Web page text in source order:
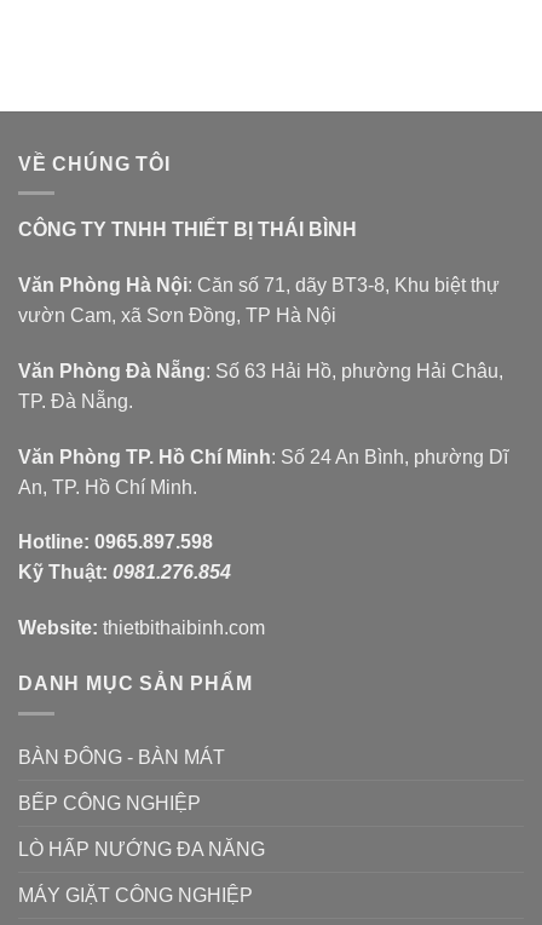
VỀ CHÚNG TÔI
CÔNG TY TNHH THIẾT BỊ THÁI BÌNH
Văn Phòng Hà Nội: Căn số 71, dãy BT3-8, Khu biệt thự
vườn Cam, xã Sơn Đồng, TP Hà Nội
Văn Phòng Đà Nẵng: Số 63 Hải Hồ, phường Hải Châu,
TP. Đà Nẵng.
Văn Phòng TP. Hồ Chí Minh: Số 24 An Bình, phường Dĩ
An, TP. Hồ Chí Minh.
Hotline: 0965.897.598
Kỹ Thuật: 0981.276.854
Website: thietbithaibinh.com
DANH MỤC SẢN PHẨM
BÀN ĐÔNG - BÀN MÁT
BẾP CÔNG NGHIỆP
LÒ HẤP NƯỚNG ĐA NĂNG
MÁY GIẶT CÔNG NGHIỆP